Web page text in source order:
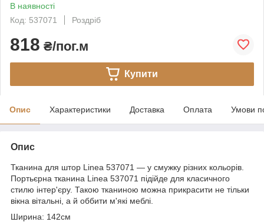
В наявності
Код: 537071
Роздріб
818 ₴/пог.м
Купити
Опис Характеристики Доставка Оплата Умови
Опис
Тканина для штор Linea 537071 — у смужку різних кольорів.
Портьєрна тканина Linea 537071 підійде для класичного
стилю інтер'єру. Такою тканиною можна прикрасити не тільки
вікна вітальні, а й оббити м'які меблі.
Ширина: 142см